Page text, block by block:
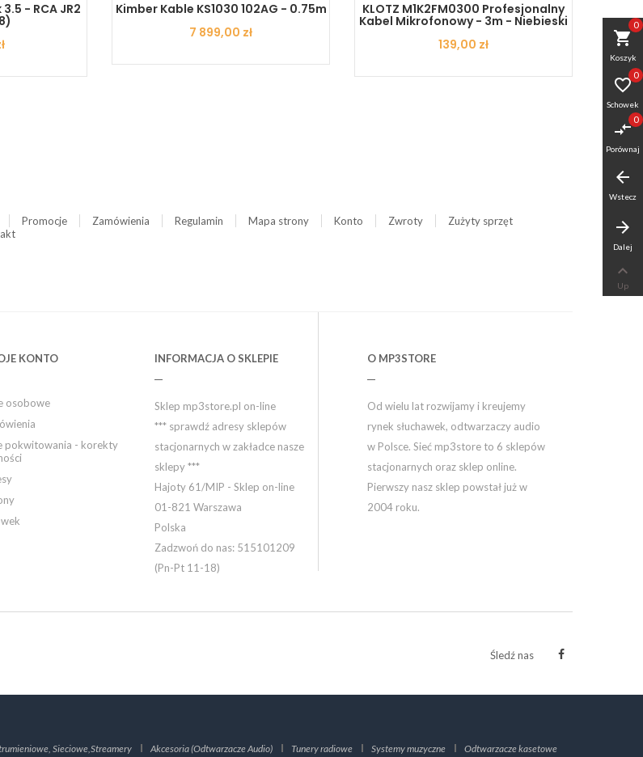
- RCA JR2 Kimber Kable KS1030 102AG - 0.75m
Cena
7 899,00 zł
KLOTZ M1K2FM0300 Profesjonalny
Kabel Mikrofonowy - 3m - Niebieski
Cena
139,00 zł
-
Promocje Zamówienia Regulamin Mapa strony Konto Zwroty
Zużyty sprzęt
KONTO
osobowe
pokwitowania - korekty
INFORMACJA O SKLEPIE
Sklep mp3store.pl on-line
*** sprawdź adresy sklepów
stacjonarnych w zakładce nasze
sklepy ***
Hajoty 61/MIP - Sklep on-line
01-821 Warszawa
Polska
Zadzwoń do nas: 515101209
(Pn-Pt 11-18)
O MP3STORE
Od wielu lat rozwijamy i kreujemy
rynek słuchawek, odtwarzaczy audio
w Polsce. Sieć mp3store to 6 sklepów
stacjonarnych oraz sklep online.
Pierwszy nasz sklep powstał już w
2004 roku.
Śledź nas
Sieciowe,Streamery Akcesoria (Odtwarzacze Audio) Tunery radiowe Systemy muzyczne Odtwarzacze kasetowe
shopping_cart
Koszyk
0

Schowek
0
compare_arrows
Porównaj
0
arrow_back
Wstecz
arrow_forward
Dalej

Up